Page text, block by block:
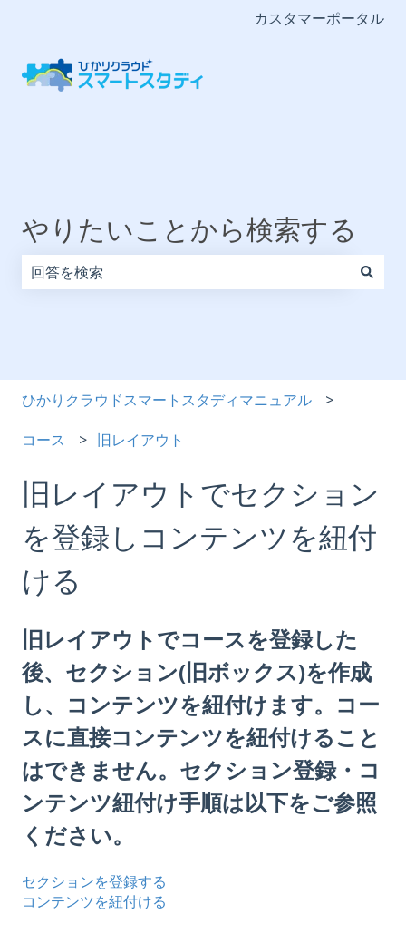
カスタマーポータル
やりたいことから検索する
ひかりクラウドスマートスタディマニュアル
コース 旧レイアウト
旧レイアウトでセクション
を登録しコンテンツを紐付
ける
旧レイアウトでコースを登録した
後、セクション(旧ボックス)を作成
し、コンテンツを紐付けます。コー
スに直接コンテンツを紐付けること
はできません。セクション登録・コ
ンテンツ紐付け手順は以下をご参照
ください。
セクションを登録する
コンテンツを紐付ける